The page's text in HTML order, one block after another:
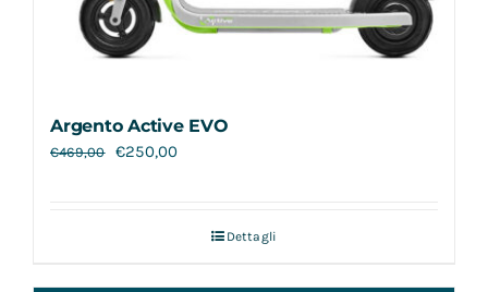
Argento Active EVO
€469,00 €250,00
Dettagli